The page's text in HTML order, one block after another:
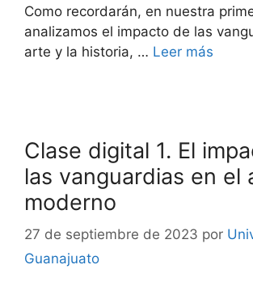
Como recordarán, en nuestra
analizamos el impacto de las
arte y la historia, … Leer más
Clase digital 1. El
las vanguardias en el
moderno
27 de septiembre de 2023 por
Guanajuato